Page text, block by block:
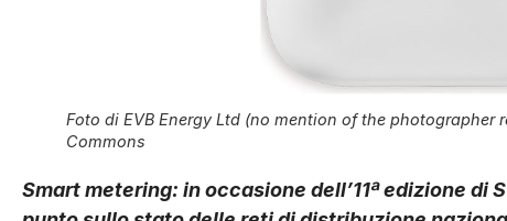
Foto di EVB Energy Ltd (no mention of the photographer
Commons
Smart metering: in occasione dell’11ª edizione di